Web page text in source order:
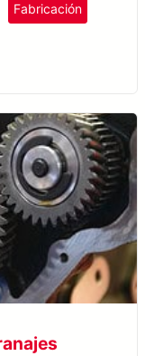
Fabricación